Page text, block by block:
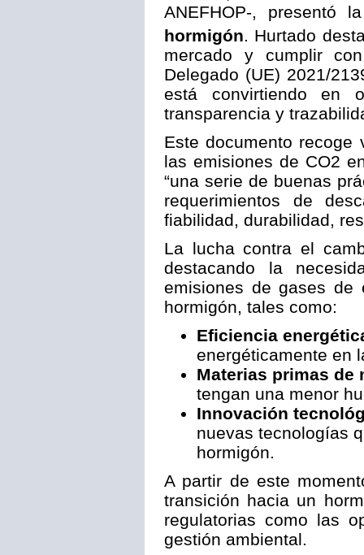
ANEFHOP-, presentó
hormigón. Hurtado
mercado y cumplir
Delegado (UE) 2021/
está convirtiendo en
transparencia y
Este documento recoge
las emisiones de CO2
“una serie de buenas
requerimientos de
fiabilidad, durabilidad,
La lucha contra el
destacando la
emisiones de gases de
hormigón​​, tales como:
Eficiencia
energéticamente en
Materias primas de
tengan una menor
Innovación
nuevas tecnologías
hormigón.
A partir de este
transición hacia un
regulatorias como las
gestión ambiental.